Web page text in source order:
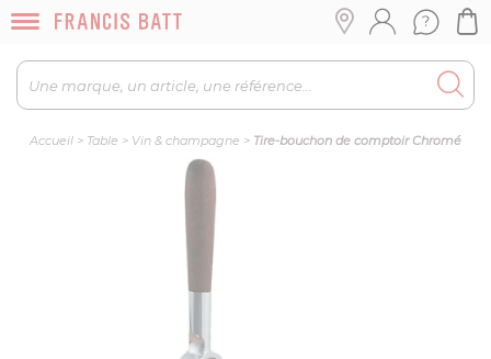
Accueil > Table > Vin & champagne > Tire-bouchon de comptoir Chromé